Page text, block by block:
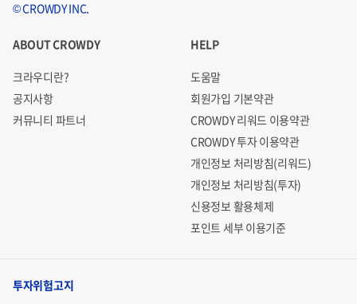
© CROWDY INC.
ABOUT CROWDY
크라우디란?
공지사항
커뮤니티 파트너
HELP
도움말
회원가입 기본약관
CROWDY 리워드 이용약관
CROWDY 투자 이용약관
개인정보 처리방침(리워드)
개인정보 처리방침(투자)
신용정보 활용체제
포인트 세부 이용기준
투자위험고지